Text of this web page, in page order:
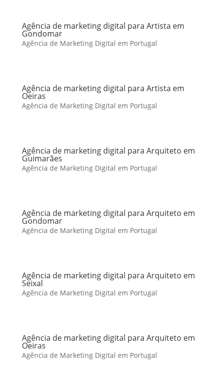
Agência de marketing digital para Artista em
Gondomar
Agência de Marketing Digital em Portugal
Agência de marketing digital para Artista em
Oeiras
Agência de Marketing Digital em Portugal
Agência de marketing digital para Arquiteto em
Guimarães
Agência de Marketing Digital em Portugal
Agência de marketing digital para Arquiteto em
Gondomar
Agência de Marketing Digital em Portugal
Agência de marketing digital para Arquiteto em
Seixal
Agência de Marketing Digital em Portugal
Agência de marketing digital para Arquiteto em
Oeiras
Agência de Marketing Digital em Portugal